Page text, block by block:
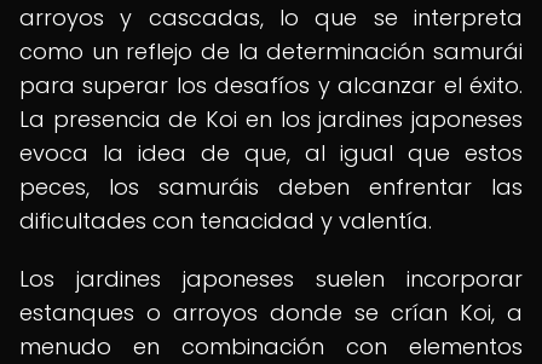
arroyos y cascadas, lo que se interpreta
como un reflejo de la determinación samurái
para superar los desafíos y alcanzar el éxito.
La presencia de Koi en los jardines japoneses
evoca la idea de que, al igual que estos
peces, los samuráis deben enfrentar las
dificultades con tenacidad y valentía.
Los jardines japoneses suelen incorporar
estanques o arroyos donde se crían Koi, a
menudo en combinación con elementos